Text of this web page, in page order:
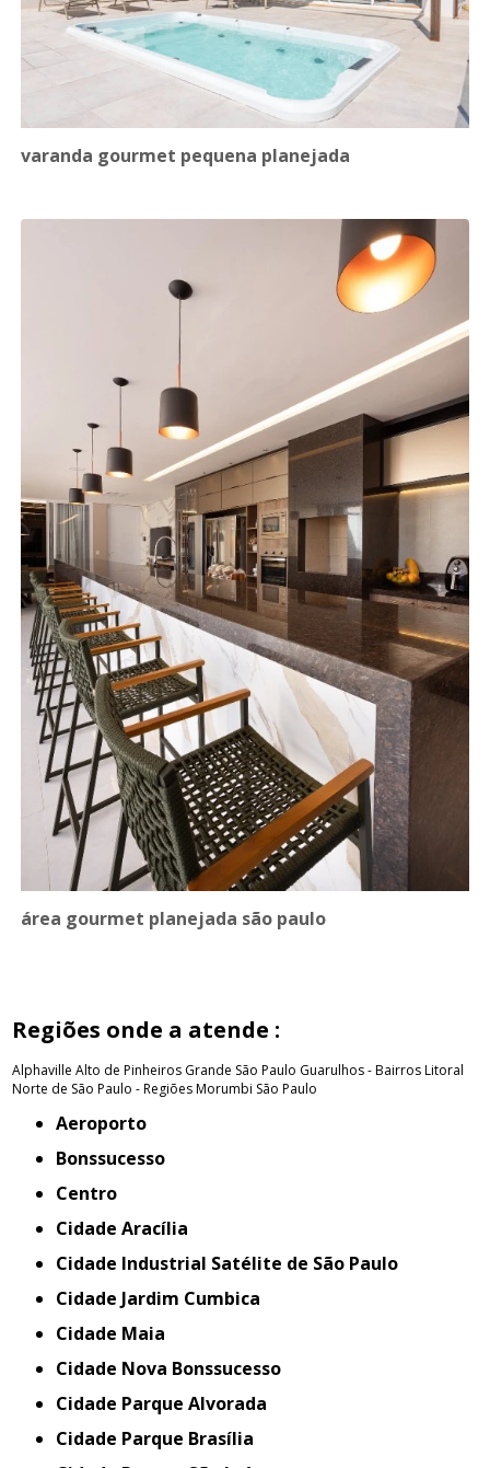
varanda gourmet pequena planejada
área gourmet planejada são paulo
Regiões onde a atende :
Alphaville Alto de Pinheiros Grande São Paulo Guarulhos - BairrosLitoral
Norte de São Paulo - RegiõesMorumbi São Paulo
Aeroporto
Bonssucesso
Centro
Cidade Aracília
Cidade Industrial Satélite de São Paulo
Cidade Jardim Cumbica
Cidade Maia
Cidade Nova Bonssucesso
Cidade Parque Alvorada
Cidade Parque Brasília